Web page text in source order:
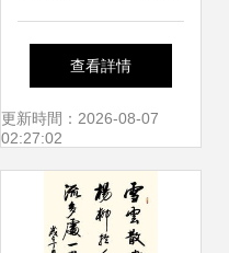
甘肅文創水杯系列
與文化經紀人服務
深度詮釋
查看詳情
更新時間：2026-08-07
02:27:02